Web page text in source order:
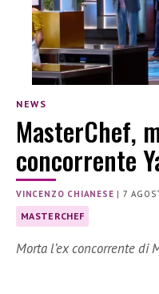
NEWS
MasterChef,
concorrente
VINCENZO CHIANESE |7
MASTERCHEF
Morta l’ex concorrente di